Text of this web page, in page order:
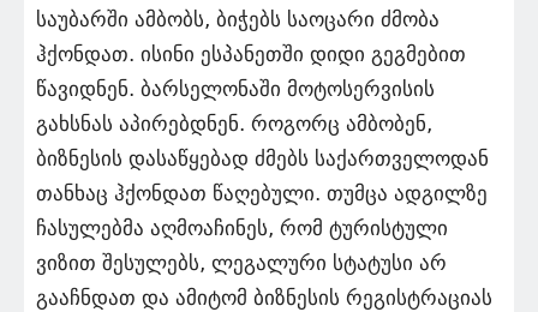
საუბარში ამბობს, ბიჭებს საოცარი ძმობა
ჰქონდათ. ისინი ესპანეთში დიდი გეგმებით
წავიდნენ. ბარსელონაში მოტოსერვისის
გახსნას აპირებდნენ. როგორც ამბობენ,
ბიზნესის დასაწყებად ძმებს საქართველოდან
თანხაც ჰქონდათ წაღებული. თუმცა ადგილზე
ჩასულებმა აღმოაჩინეს, რომ ტურისტული
ვიზით შესულებს, ლეგალური სტატუსი არ
გააჩნდათ და ამიტომ ბიზნესის რეგისტრაციას